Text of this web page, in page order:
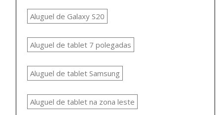
Aluguel de Galaxy S20
Aluguel de tablet 7 polegadas
Aluguel de tablet Samsung
Aluguel de tablet na zona leste